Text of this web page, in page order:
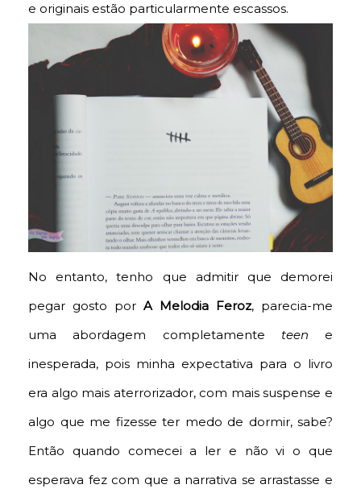
e originais estão particularmente escassos.
No entanto, tenho que admitir que demorei
pegar gosto por A Melodia Feroz, parecia-me
uma abordagem completamente teen e
inesperada, pois minha expectativa para o livro
era algo mais aterrorizador, com mais suspense e
algo que me fizesse ter medo de dormir, sabe?
Então quando comecei a ler e não vi o que
esperava fez com que a narrativa se arrastasse e